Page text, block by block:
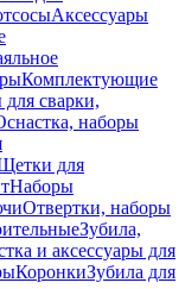
Аксессуары
Комплектующие
сварки,
наборы
для
Наборы
Отвертки, наборы
Зубила,
и аксессуары для
КоронкиЗубила для